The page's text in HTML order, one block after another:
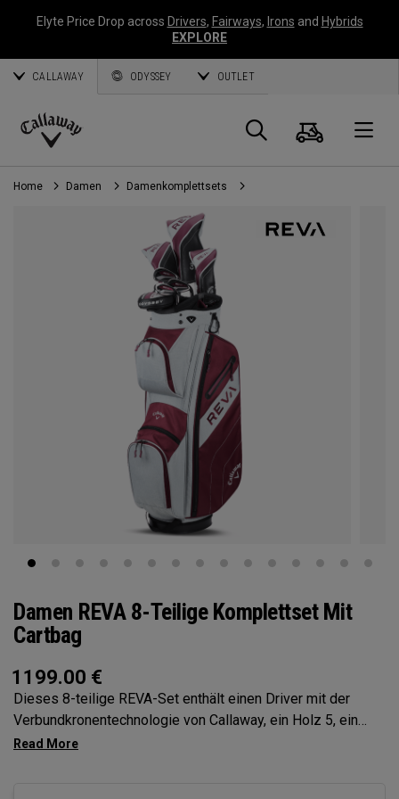
Elyte Price Drop across Drivers, Fairways, Irons and Hybrids
EXPLORE
CALLAWAY ODYSSEY OUTLET
Callaway
Golf
Suche
Home Damen Damenkomplettsets
Damen REVA 8-Teilige Komplettset Mit
Cartbag
1199.00 €
Dieses 8-teilige REVA-Set enthält einen Driver mit der
Verbundkronentechnologie von Callaway, ein Holz 5, ein
Hybrid 6, Eisen 7 und 9, ein Sandwedge, einen Putter, eine